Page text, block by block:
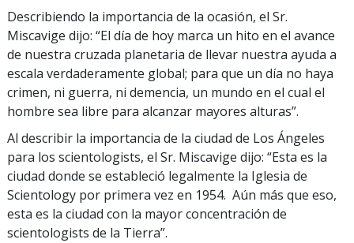
Describiendo la importancia de la ocasión, el Sr.
Miscavige dijo: “El día de hoy marca un hito en el avance
de nuestra cruzada planetaria de llevar nuestra ayuda a
escala verdaderamente global; para que un día no haya
crimen, ni guerra, ni demencia, un mundo en el cual el
hombre sea libre para alcanzar mayores alturas”.
Al describir la importancia de la ciudad de Los Ángeles
para los scientologists, el Sr. Miscavige dijo: “Esta es la
ciudad donde se estableció legalmente la Iglesia de
Scientology por primera vez en 1954. Aún más que eso,
esta es la ciudad con la mayor concentración de
scientologists de la Tierra”.